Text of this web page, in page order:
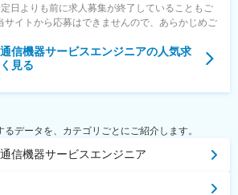
日よりも前に求人募集が終了していることもご
サイトから応募はできませんので、あらかじめご
信機器サービスエンジニアの人気求
見る
データを、カテゴリごとにご紹介します。
信機器サービスエンジニア